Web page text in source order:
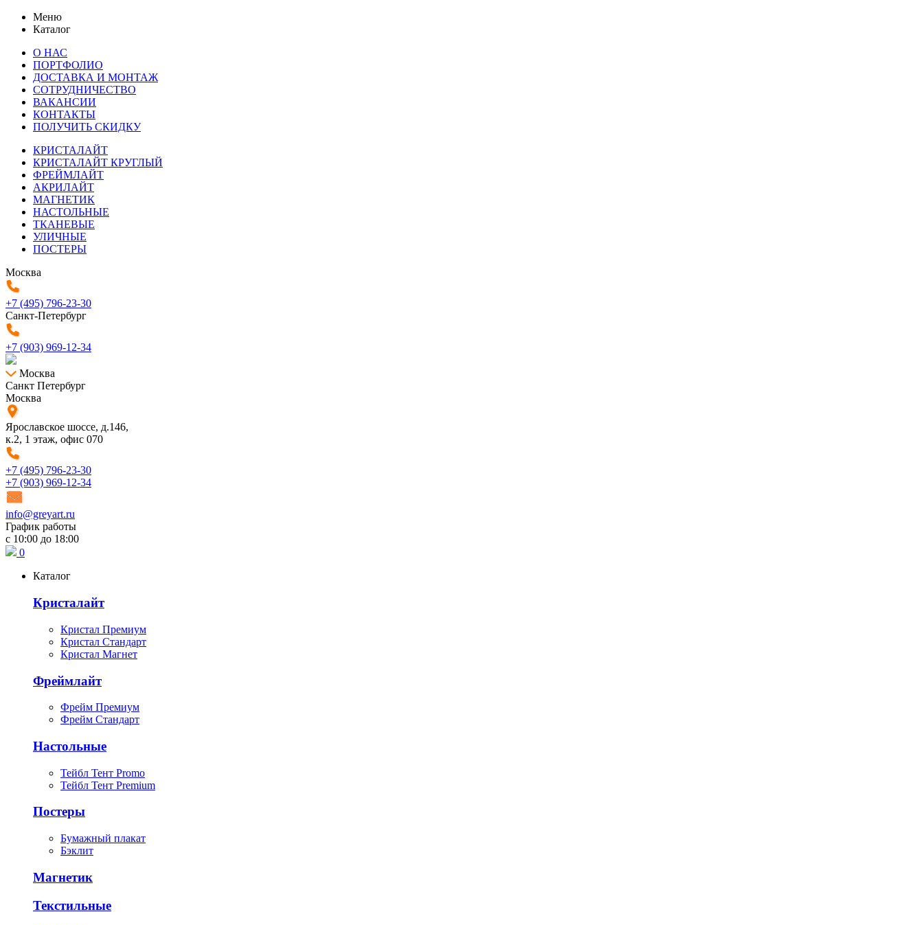
Меню
Каталог
О НАС
ПОРТФОЛИО
ДОСТАВКА И МОНТАЖ
СОТРУДНИЧЕСТВО
ВАКАНСИИ
КОНТАКТЫ
ПОЛУЧИТЬ СКИДКУ
КРИСТАЛАЙТ
КРИСТАЛАЙТ КРУГЛЫЙ
ФРЕЙМЛАЙТ
АКРИЛАЙТ
МАГНЕТИК
НАСТОЛЬНЫЕ
ТКАНЕВЫЕ
УЛИЧНЫЕ
ПОСТЕРЫ
Москва
+7 (495) 796-23-30
Санкт-Петербург
+7 (903) 969-12-34
Москва
Санкт Петербург
Москва
Ярославское шоссе, д.146,
к.2, 1 этаж, офис 070
+7 (495) 796-23-30
+7 (903) 969-12-34
info@greyart.ru
График работы
с 10:00 до 18:00
0
Каталог
Кристалайт
Кристал Премиум
Кристал Стандарт
Кристал Магнет
Фреймлайт
Фрейм Премиум
Фрейм Стандарт
Настольные
Тейбл Тент Promo
Тейбл Тент Premium
Постеры
Бумажный плакат
Бэклит
Магнетик
Текстильные